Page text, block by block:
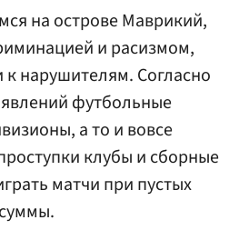
на острове Маврикий,
и расизмом,
к нарушителям. Согласно
футбольные
а то и вовсе
клубы и сборные
матчи при пустых